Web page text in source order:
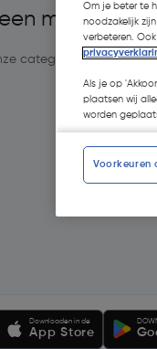
match
categorie
Downloaden in de
App Store
Om je beter te
noodzakelijk
verbeteren.
Als je op
plaatsen wij
worden
Voorkeuren